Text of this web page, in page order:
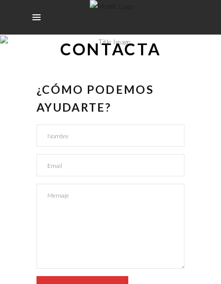
CONTACTA
¿CÓMO PODEMOS
AYUDARTE?